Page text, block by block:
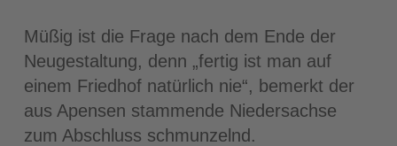
Müßig ist die Frage nach dem Ende der
Neugestaltung, denn „fertig ist man auf
einem Friedhof natürlich nie“, bemerkt der
aus Apensen stammende Niedersachse
zum Abschluss schmunzelnd.